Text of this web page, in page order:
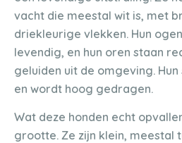
vacht die meestal wit is, met
driekleurige vlekken. Hun
levendig, en hun oren staan
geluiden uit de omgeving.
en wordt hoog gedragen.
Wat deze honden echt
grootte. Ze zijn klein, meestal